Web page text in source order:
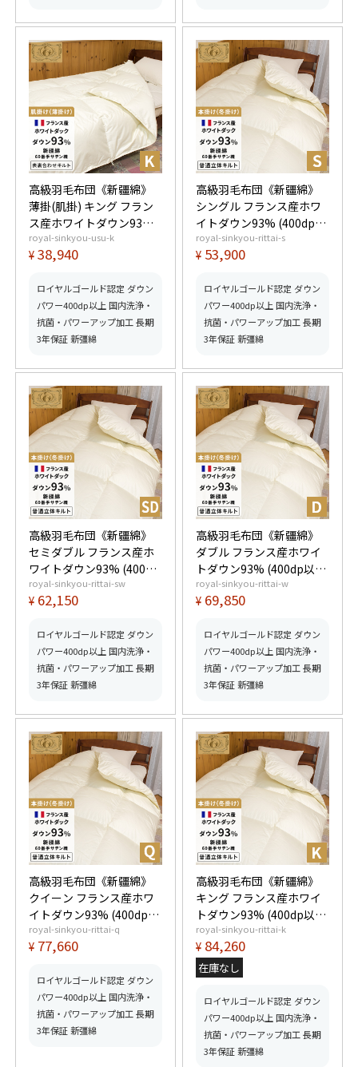
高級羽毛布団《新疆綿》
薄掛(肌掛) キング フラン
ス産ホワイトダウン93%
(400dp以上) 羽毛量
0.65kg 【5つ星ロイヤル
ふとんマーク取得】
royal-sinkyou-usu-k
¥ 38,940
ロイヤルゴールド認定 ダウン
パワー400dp以上 国内洗浄・
抗菌・パワーアップ加工 長期
3年保証 新彊綿
高級羽毛布団《新疆綿》
シングル フランス産ホワ
イトダウン93% (400dp以
上) 羽毛量1.3kg 【5つ星
ロイヤルゴールド取得】
得】
royal-sinkyou-rittai-s
¥ 53,900
ロイヤルゴールド認定 ダウン
パワー400dp以上 国内洗浄・
抗菌・パワーアップ加工 長期
3年保証 新彊綿
高級羽毛布団《新疆綿》
セミダブル フランス産ホ
ワイトダウン93% (400dp
以上) 羽毛量1.5kg 【5つ
星ロイヤルゴールド取
ク取得】
royal-sinkyou-rittai-sw
¥ 62,150
ロイヤルゴールド認定 ダウン
パワー400dp以上 国内洗浄・
抗菌・パワーアップ加工 長期
3年保証 新彊綿
高級羽毛布団《新疆綿》
ダブル フランス産ホワイ
トダウン93% (400dp以
上) 羽毛量1.7kg 【5つ星
ロイヤルゴールド取得】
得】
royal-sinkyou-rittai-w
¥ 69,850
ロイヤルゴールド認定 ダウン
パワー400dp以上 国内洗浄・
抗菌・パワーアップ加工 長期
3年保証 新彊綿
高級羽毛布団《新疆綿》
クイーン フランス産ホワ
イトダウン93% (400dp以
上) 羽毛量1.9kg 【5つ星
ロイヤルゴールド取得】
得】
royal-sinkyou-rittai-q
¥ 77,660
ロイヤルゴールド認定 ダウン
パワー400dp以上 国内洗浄・
抗菌・パワーアップ加工 長期
3年保証 新彊綿
高級羽毛布団《新疆綿》
キング フランス産ホワイ
トダウン93% (400dp以
上) 羽毛量2.0kg 【5つ星
ロイヤルゴールド取得】
【グッドふとんマーク取
得】
royal-sinkyou-rittai-k
¥ 84,260
在庫なし
ロイヤルゴールド認定 ダウン
パワー400dp以上 国内洗浄・
抗菌・パワーアップ加工 長期
3年保証 新彊綿